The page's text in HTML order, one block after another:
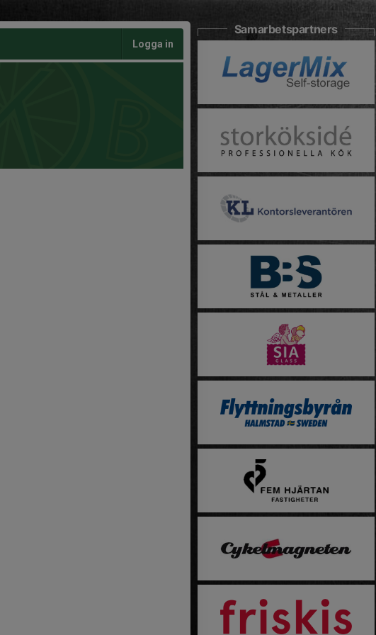
Logga in
Samarbetspartners